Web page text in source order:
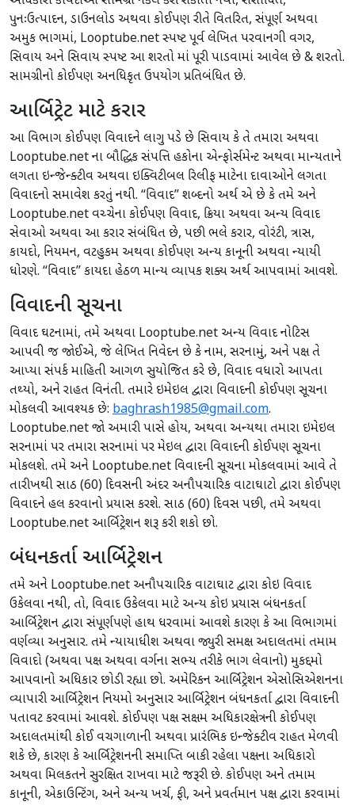
પુનઃઉત્પાદન, ડાઉનલોડ અથવા કોઈપણ રીતે વિતરિત, સંપૂર્ણ અથવા
અમુક ભાગમાં, Looptube.net સ્પષ્ટ પૂર્વ લેખિત પરવાનગી વગર,
સિવાય અને સિવાય સ્પષ્ટ આ શરતો માં પૂરી પાડવામાં આવેલ છે & શરતો.
સામગ્રીનો કોઈપણ અનધિકૃત ઉપયોગ પ્રતિબંધિત છે.
આર્બિટ્રેટ માટે કરાર
આ વિભાગ કોઈપણ વિવાદને લાગુ પડે છે સિવાય કે તે તમારા અથવા
Looptube.net ના બૌદ્ધિક સંપત્તિ હકોના એન્ફોર્સમેન્ટ અથવા માન્યતાને
લગતા ઇન્જેન્ક્ટીવ અથવા ઇક્વિટીબલ રિલીફ માટેના દાવાઓને લગતા
વિવાદનો સમાવેશ કરતું નથી. “વિવાદ” શબ્દનો અર્થ એ છે કે તમે અને
Looptube.net વચ્ચેના કોઈપણ વિવાદ, ક્રિયા અથવા અન્ય વિવાદ
સેવાઓ અથવા આ કરાર સંબંધિત છે, પછી ભલે કરાર, વોરંટી, ત્રાસ,
કાયદો, નિયમન, વટહુકમ અથવા કોઈપણ અન્ય કાનૂની અથવા ન્યાયી
ધોરણે. “વિવાદ” કાયદા હેઠળ માન્ય વ્યાપક શક્ય અર્થ આપવામાં આવશે.
વિવાદની સૂચના
વિવાદ ઘટનામાં, તમે અથવા Looptube.net અન્ય વિવાદ નોટિસ
આપવી જ જોઈએ, જે લેખિત નિવેદન છે કે નામ, સરનામું, અને પક્ષ તે
આપ્યા સંપર્ક માહિતી આગળ સુયોજિત કરે છે, વિવાદ વધારો આપતા
તથ્યો, અને રાહત વિનંતી. તમારે ઇમેઇલ દ્વારા વિવાદની કોઈપણ સૂચના
મોકલવી આવશ્યક છે: baghrash1985@gmail.com.
Looptube.net જો અમારી પાસે હોય, અથવા અન્યથા તમારા ઇમેઇલ
સરનામાં પર તમારા સરનામાં પર મેઇલ દ્વારા વિવાદની કોઈપણ સૂચના
મોકલશે. તમે અને Looptube.net વિવાદની સૂચના મોકલવામાં આવે તે
તારીખથી સાઠ (60) દિવસની અંદર અનૌપચારિક વાટાઘાટો દ્વારા કોઈપણ
વિવાદને હલ કરવાનો પ્રયાસ કરશે. સાઠ (60) દિવસ પછી, તમે અથવા
Looptube.net આર્બિટ્રેશન શરૂ કરી શકો છો.
બંધનકર્તા આર્બિટ્રેશન
તમે અને Looptube.net અનૌપચારિક વાટાઘાટ દ્વારા કોઇ વિવાદ
ઉકેલવા નથી, તો, વિવાદ ઉકેલવા માટે અન્ય કોઇ પ્રયાસ બંધનકર્તા
આર્બિટ્રેશન દ્વારા સંપૂર્ણપણે હાથ ધરવામાં આવશે કારણ કે આ વિભાગમાં
વર્ણવ્યા અનુસાર. તમે ન્યાયાધીશ અથવા જ્યુરી સમક્ષ અદાલતમાં તમામ
વિવાદો (અથવા પક્ષ અથવા વર્ગના સભ્ય તરીકે ભાગ લેવાનો) મુકદ્દમો
આપવાનો અધિકાર છોડી રહ્યા છો. અમેરિકન આર્બિટ્રેશન એસોસિએશનના
વ્યાપારી આર્બિટ્રેશન નિયમો અનુસાર આર્બિટ્રેશન બંધનકર્તા દ્વારા વિવાદની
પતાવટ કરવામાં આવશે. કોઈપણ પક્ષ સક્ષમ અધિકારક્ષેત્રની કોઈપણ
અદાલતમાંથી કોઈ વચગાળાની અથવા પ્રારંભિક ઇન્જેક્ટીવ રાહત મેળવી
શકે છે, કારણ કે આર્બિટ્રેશનની સમાપ્તિ બાકી રહેલા પક્ષના અધિકારો
અથવા મિલકતને સુરક્ષિત રાખવા માટે જરૂરી છે. કોઈપણ અને તમામ
કાનૂની, એકાઉન્ટિંગ, અને અન્ય ખર્ચ, ફી, અને પ્રવર્તમાન પક્ષ દ્વારા કરવામાં